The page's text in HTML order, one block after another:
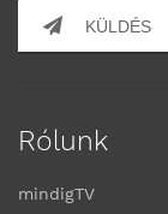
KÜLDÉS
Rólunk
mindigTV